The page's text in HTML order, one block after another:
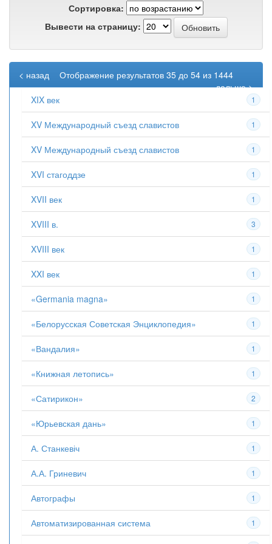
Сортировка:
Вывести на страницу:
Отображение результатов 35 до 54 из 1444
< назад
дальше >
XIX век
1
XV Международный съезд славистов 1
XV Международный съезд славистов 1
XVI стагоддзе 1
XVII век 1
XVIII в. 3
XVIII век 1
XXI век 1
«Germania magna» 1
«Белорусская Советская Энциклопедия» 1
«Вандалия» 1
«Книжная летопись» 1
«Сатирикон» 2
«Юрьевская дань» 1
А. Станкевіч 1
А.А. Гриневич 1
Автографы 1
Автоматизированная система 1